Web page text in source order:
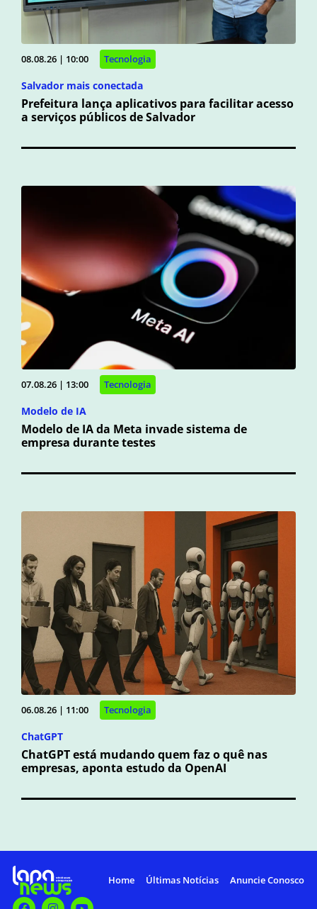
08.08.26 | 10:00 Tecnologia
Salvador mais conectada
Prefeitura lança aplicativos para facilitar acesso
a serviços públicos de Salvador
07.08.26 | 13:00 Tecnologia
Modelo de IA
Modelo de IA da Meta invade sistema de
empresa durante testes
06.08.26 | 11:00 Tecnologia
ChatGPT
ChatGPT está mudando quem faz o quê nas
empresas, aponta estudo da OpenAI
Home Últimas Notícias Anuncie Conosco